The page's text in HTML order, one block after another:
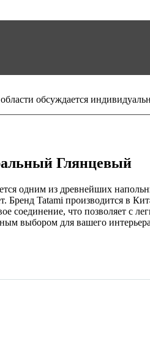
обсуждается
Глянцевый
одним из древнейших
Tatami производится в
соединение, что позволяет с
выбором для вашего